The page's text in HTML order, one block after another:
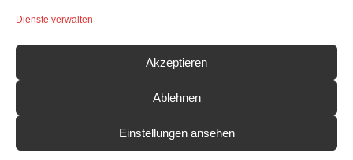
Dienste verwalten
Akzeptieren
Ablehnen
Einstellungen ansehen
SUCHEN & FINDEN
Search Button